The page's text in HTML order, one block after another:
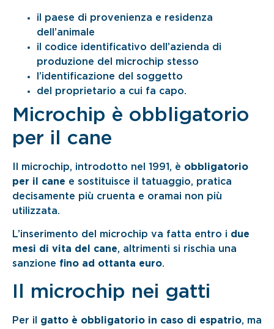
il paese di provenienza e residenza
dell’animale
il codice identificativo dell’azienda di
produzione del microchip stesso
l’identificazione del soggetto
del proprietario a cui fa capo.
Microchip è obbligatorio
per il cane
Il microchip, introdotto nel 1991, è obbligatorio
per il cane e sostituisce il tatuaggio, pratica
decisamente più cruenta e oramai non più
utilizzata.
L’inserimento del microchip va fatta entro i due
mesi di vita del cane, altrimenti si rischia una
sanzione fino ad ottanta euro.
Il microchip nei gatti
Per il gatto è obbligatorio in caso di espatrio, ma